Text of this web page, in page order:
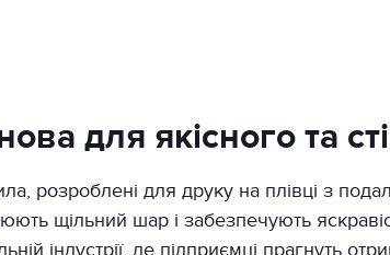
для якісного та
розроблені для друку на плівці з
щільний шар і забезпечують
індустрії, де підприємці прагнуть